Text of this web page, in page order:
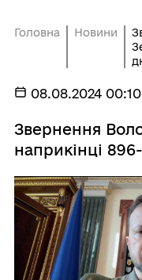
Головна Новини
08.08.2024 00:10
Звернення
наприкінці